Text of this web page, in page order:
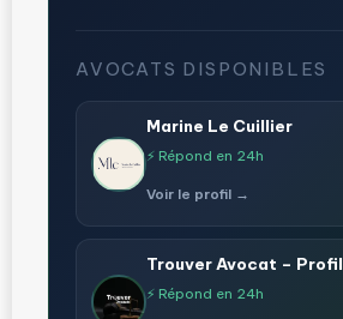
AVOCATS DISPONIBLES
Marine Le Cuillier
⚡ Répond en 24h
Voir le profil →
Trouver Avocat – Profil
⚡ Répond en 24h